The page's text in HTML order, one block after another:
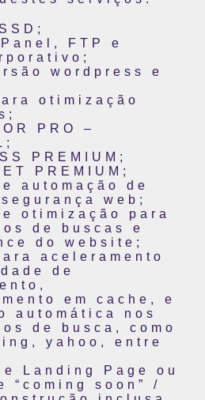
FTP e
wordpress e
otimização
PRO –
PREMIUM;
PREMIUM;
automação de
web;
otimização para
de buscas e
do website;
aceleramento
de
em cache, e
automática nos
de busca, como
yahoo, entre
Landing Page ou
“coming soon” /